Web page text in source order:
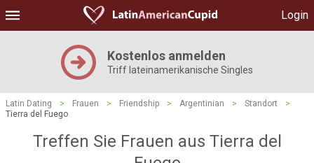
Login
Kostenlos anmelden
Triff lateinamerikanische Singles
Latin Dating > Frauen > Friendship > Argentinian > Standort
>
Tierra del Fuego
Treffen Sie Frauen aus Tierra del